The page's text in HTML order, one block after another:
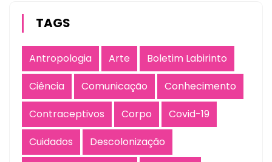
TAGS
Antropologia Arte
Boletim Labirinto
Ciência
Comunicação
Conhecimento
Contraceptivos
Corpo
Covid-19
Cuidados
Descolonização